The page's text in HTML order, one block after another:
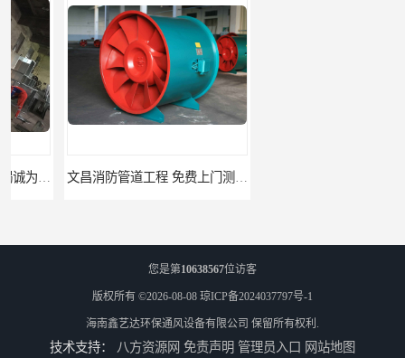
文昌消防管道工程 免费上门测量设计
您是第10638567位访客
版权所有 ©2026-08-08 琼ICP备2024037797号-1
海南鑫艺达环保通风设备有限公司 保留所有权利.
技术支持： 八方资源网 免责声明 管理员入口 网站地图